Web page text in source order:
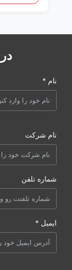
نام *
نام شرکت
شماره تلفن
ایمیل *